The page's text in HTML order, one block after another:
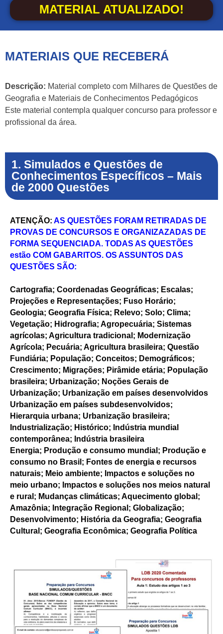
MATERIAL ATUALIZADO!
MATERIAIS QUE RECEBERÁ
Descrição: Material completo com Milhares de Questões de
Geografia e Materiais de Conhecimentos Pedagógicos
Este material contempla qualquer concurso para professor e
profissional da área.
1. Simulados e Questões de
Conhecimentos Específicos – Mais
de 2000 Questões
ATENÇÃO: AS QUESTÕES FORAM RETIRADAS DE
PROVAS DE CONCURSOS E ORGANIZAZADAS DE
FORMA SEQUENCIADA. TODAS AS QUESTÕES
estão COM GABARITOS. OS ASSUNTOS DAS
QUESTÕES SÃO:
Cartografia; Coordenadas Geográficas; Escalas;
Projeções e Representações; Fuso Horário;
Geologia; Geografia Física; Relevo; Solo; Clima;
Vegetação; Hidrografia; Agropecuária; Sistemas
agrícolas; Agricultura tradicional; Modernização
Agrícola; Pecuária; Agricultura brasileira; Questão
Fundiária; População; Conceitos; Demográficos;
Crescimento; Migrações; Pirâmide etária; População
brasileira; Urbanização; Noções Gerais de
Urbanização; Urbanização em países desenvolvidos
Urbanização em países subdesenvolvidos;
Hierarquia urbana; Urbanização brasileira;
Industrialização; Histórico; Indústria mundial
contemporânea; Indústria brasileira
Energia; Produção e consumo mundial; Produção e
consumo no Brasil; Fontes de energia e recursos
naturais; Meio ambiente; Impactos e soluções no
meio urbano; Impactos e soluções nos meios natural
e rural; Mudanças climáticas; Aquecimento global;
Amazônia; Integração Regional; Globalização;
Desenvolvimento; História da Geografia; Geografia
Cultural; Geografia Econômica; Geografia Política